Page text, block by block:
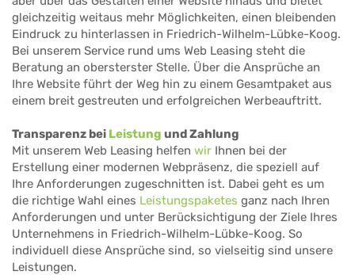
gleichzeitig weitaus mehr Möglichkeiten, einen bleibenden
Eindruck zu hinterlassen in Friedrich-Wilhelm-Lübke-Koog.
Bei unserem Service rund ums Web Leasing steht die
Beratung an obersterster Stelle. Über die Ansprüche an
Ihre Website führt der Weg hin zu einem Gesamtpaket aus
einem breit gestreuten und erfolgreichen Werbeauftritt.
Transparenz bei Leistung und Zahlung
Mit unserem Web Leasing helfen wir Ihnen bei der
Erstellung einer modernen Webpräsenz, die speziell auf
Ihre Anforderungen zugeschnitten ist. Dabei geht es um
die richtige Wahl eines Leistungspaketes ganz nach Ihren
Anforderungen und unter Berücksichtigung der Ziele Ihres
Unternehmens in Friedrich-Wilhelm-Lübke-Koog. So
individuell diese Ansprüche sind, so vielseitig sind unsere
Leistungen.